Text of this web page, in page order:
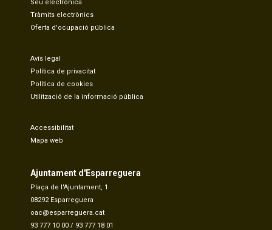
Seu electrònica
Tràmits electrònics
Oferta d'ocupació pública
Avís legal
Política de privacitat
Política de cookies
Utilització de la informació pública
Accessibilitat
Mapa web
Ajuntament d'Esparreguera
Plaça de l'Ajuntament, 1
08292 Esparreguera
oac@esparreguera.cat
93 777 10 00 / 93 777 18 01